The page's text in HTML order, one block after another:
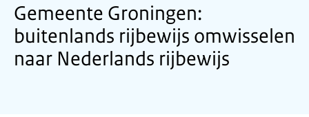
Gemeente Groningen:
buitenlands rijbewijs omwisselen
naar Nederlands rijbewijs